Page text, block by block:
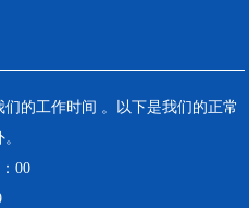
的工作时间 。以下是我们的正常
00